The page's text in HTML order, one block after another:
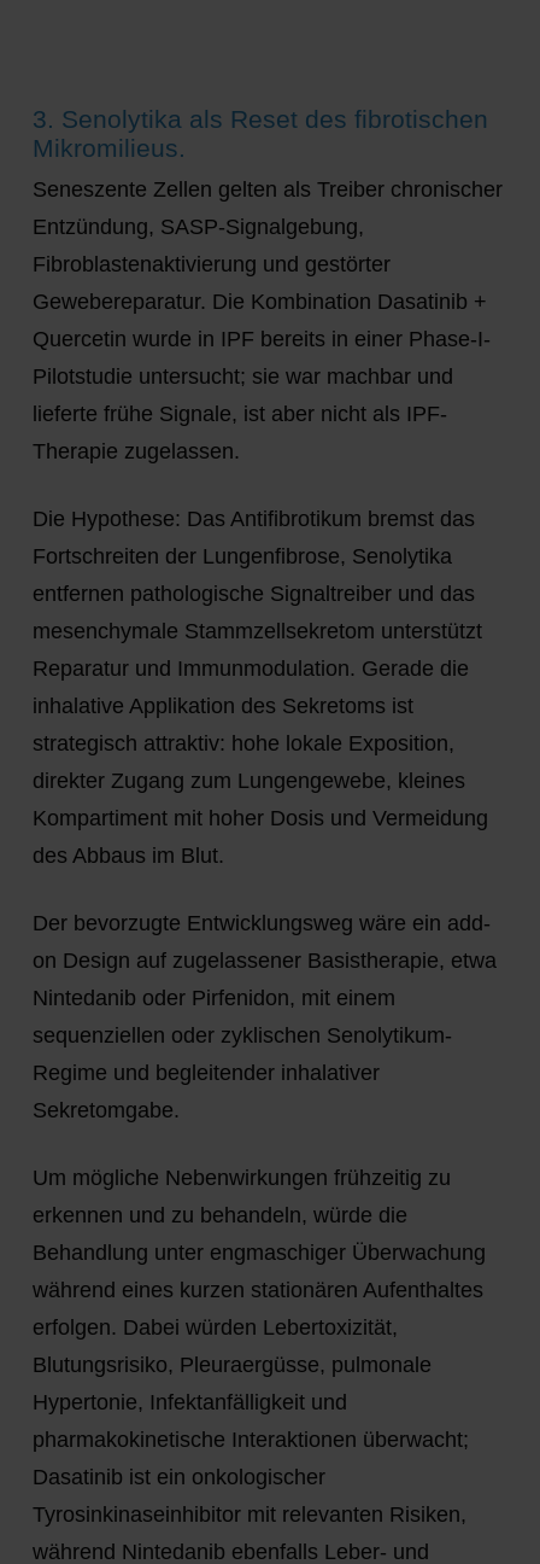
3. Senolytika als Reset des fibrotischen
Mikromilieus.
Seneszente Zellen gelten als Treiber chronischer
Entzündung, SASP-Signalgebung,
Fibroblastenaktivierung und gestörter
Gewebereparatur. Die Kombination Dasatinib +
Quercetin wurde in IPF bereits in einer Phase-I-
Pilotstudie untersucht; sie war machbar und
lieferte frühe Signale, ist aber nicht als IPF-
Therapie zugelassen.
Die Hypothese: Das Antifibrotikum bremst das
Fortschreiten der Lungenfibrose, Senolytika
entfernen pathologische Signaltreiber und das
mesenchymale Stammzellsekretom unterstützt
Reparatur und Immunmodulation. Gerade die
inhalative Applikation des Sekretoms ist
strategisch attraktiv: hohe lokale Exposition,
direkter Zugang zum Lungengewebe, kleines
Kompartiment mit hoher Dosis und Vermeidung
des Abbaus im Blut.
Der bevorzugte Entwicklungsweg wäre ein add-
on Design auf zugelassener Basistherapie, etwa
Nintedanib oder Pirfenidon, mit einem
sequenziellen oder zyklischen Senolytikum-
Regime und begleitender inhalativer
Sekretomgabe.
Um mögliche Nebenwirkungen frühzeitig zu
erkennen und zu behandeln, würde die
Behandlung unter engmaschiger Überwachung
während eines kurzen stationären Aufenthaltes
erfolgen. Dabei würden Lebertoxizität,
Blutungsrisiko, Pleuraergüsse, pulmonale
Hypertonie, Infektanfälligkeit und
pharmakokinetische Interaktionen überwacht;
Dasatinib ist ein onkologischer
Tyrosinkinaseinhibitor mit relevanten Risiken,
während Nintedanib ebenfalls Leber- und